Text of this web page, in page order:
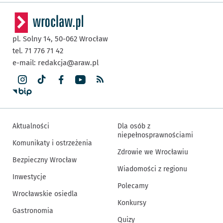
pl. Solny 14, 50-062 Wrocław
tel. 71 776 71 42
e-mail: redakcja@araw.pl
Aktualności
Komunikaty i ostrzeżenia
Bezpieczny Wrocław
Inwestycje
Wrocławskie osiedla
Gastronomia
Dla osób z
niepełnosprawnościami
Zdrowie we Wrocławiu
Wiadomości z regionu
Polecamy
Konkursy
Quizy